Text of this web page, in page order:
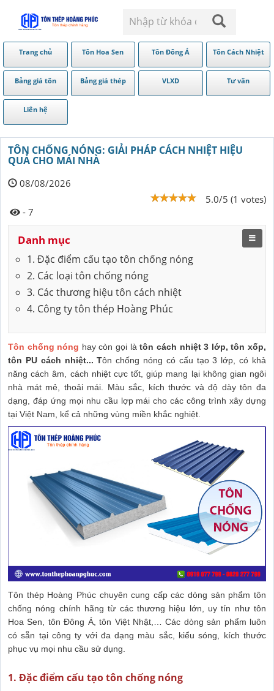
Trang chủ Tôn Hoa Sen Tôn Đông Á Tôn Cách Nhiệt
Bảng giá tôn Bảng giá thép VLXD Tư vấn
Liên hệ
TÔN CHỐNG NÓNG: GIẢI PHÁP CÁCH NHIỆT HIỆU
QUẢ CHO MÁI NHÀ
08/08/2026
5.0/5 (1 votes)
- 7
Danh mục
1. Đặc điểm cấu tạo tôn chống nóng
2. Các loại tôn chống nóng
3. Các thương hiệu tôn cách nhiệt
4. Công ty tôn thép Hoàng Phúc
Tôn chống nóng hay còn gọi làtôn cách nhiệt 3 lớp, tôn xốp,
tôn PU cách nhiệt... Tôn chống nóng có cấu tạo 3 lớp, có khả
năng cách âm, cách nhiệt cực tốt, giúp mang lại không gian ngôi
nhà mát mẻ, thoải mái. Màu sắc, kích thước và độ dày tôn đa
dạng, đáp ứng mọi nhu cầu lợp mái cho các công trình xây dựng
tại Việt Nam, kể cả những vùng miền khắc nghiệt.
Tôn thép Hoàng Phúc chuyên cung cấp các dòng sản phẩm tôn
chống nóng chính hãng từ các thương hiệu lớn, uy tín như tôn
Hoa Sen, tôn Đông Á, tôn Việt Nhật,… Các dòng sản phẩm luôn
có sẵn tại công ty với đa dạng màu sắc, kiểu sóng, kích thước
phục vụ mọi nhu cầu sử dụng.
1. Đặc điểm cấu tạo tôn chống nóng